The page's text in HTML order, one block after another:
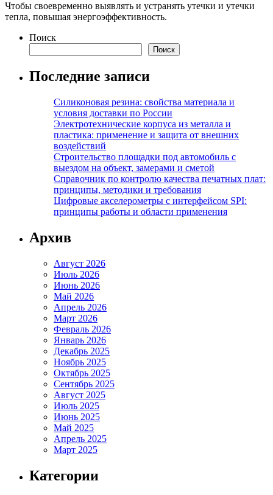
Чтобы своевременно выявлять и устранять утечки и утечки
тепла, повышая энергоэффективность.
Поиск
Поиск
Последние записи
Силиконовая резина: свойства материала и
условия доставки по России
Электротехнические корпуса из металла и
пластика: применение и защита от внешних
воздействий
Строительство площадки под автомобиль с
выездом на объект, замерами и сметой
Справочник по контролю качества печатных плат:
принципы, методики и требования
Цифровые акселерометры с интерфейсом SPI:
принципы работы и области применения
Архив
Август 2026
Июль 2026
Июнь 2026
Май 2026
Апрель 2026
Март 2026
Февраль 2026
Январь 2026
Декабрь 2025
Ноябрь 2025
Октябрь 2025
Сентябрь 2025
Август 2025
Июль 2025
Июнь 2025
Май 2025
Апрель 2025
Март 2025
Категории